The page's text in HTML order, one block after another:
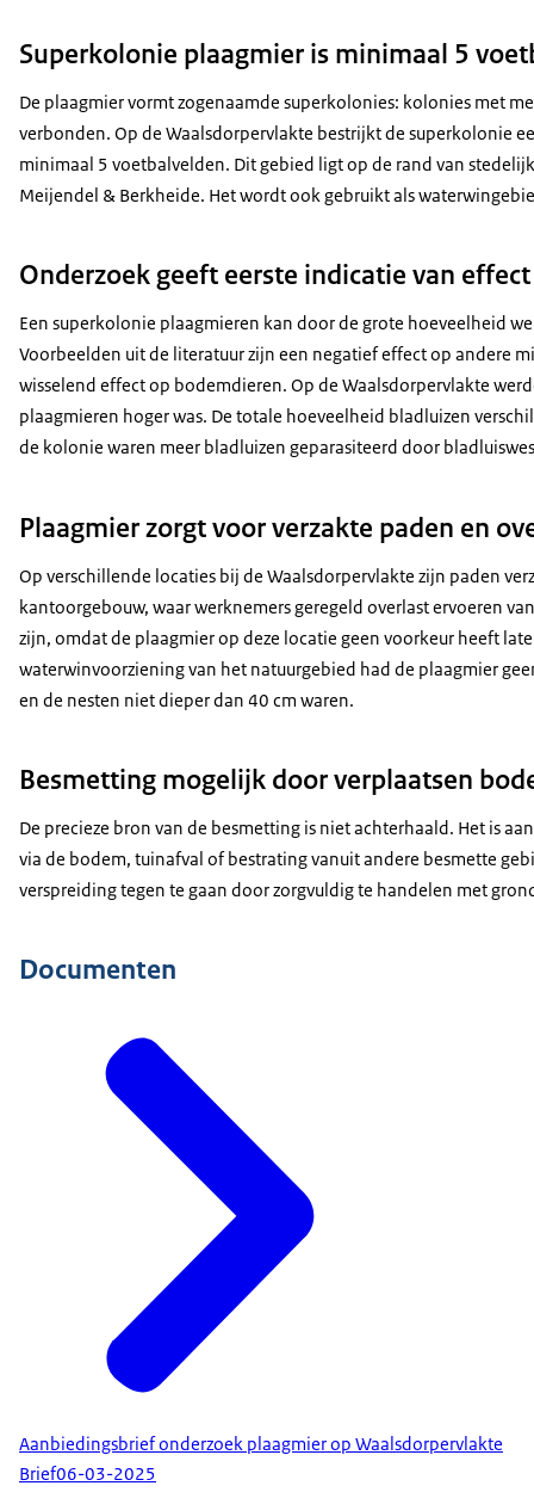
Superkolonie plaagmier is minimaal 5
De plaagmier vormt zogenaamde superkolonies: kolonies met
verbonden. Op de Waalsdorpervlakte bestrijkt de superkolonie
minimaal 5 voetbalvelden. Dit gebied ligt op de rand van
Meijendel & Berkheide. Het wordt ook gebruikt als
Onderzoek geeft eerste indicatie van
Een superkolonie plaagmieren kan door de grote hoeveelheid
Voorbeelden uit de literatuur zijn een negatief effect op andere
wisselend effect op bodemdieren. Op de Waalsdorpervlakte
plaagmieren hoger was. De totale hoeveelheid bladluizen
de kolonie waren meer bladluizen geparasiteerd door
Plaagmier zorgt voor verzakte paden en
Op verschillende locaties bij de Waalsdorpervlakte zijn paden
kantoorgebouw, waar werknemers geregeld overlast ervoeren
zijn, omdat de plaagmier op deze locatie geen voorkeur heeft
waterwinvoorziening van het natuurgebied had de plaagmier
en de nesten niet dieper dan 40 cm waren.
Besmetting mogelijk door verplaatsen
De precieze bron van de besmetting is niet achterhaald. Het is
via de bodem, tuinafval of bestrating vanuit andere besmette
verspreiding tegen te gaan door zorgvuldig te handelen met
Documenten
Aanbiedingsbrief onderzoek plaagmier op Waalsdorpervlakte
Brief06-03-2025